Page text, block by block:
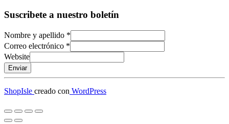
Suscribete a nuestro boletín
Nombre y apellido *
Correo electrónico *
Website
Enviar
ShopIsle creado con WordPress